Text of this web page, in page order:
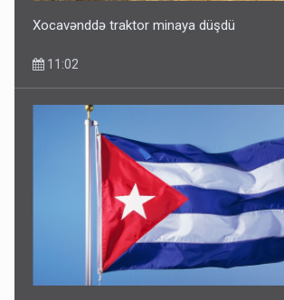
Xocavənddə traktor minaya düşdü
11:02